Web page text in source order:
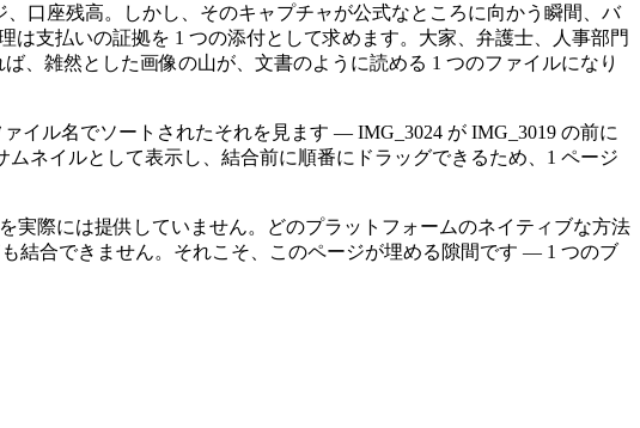
口座残高。しかし、そのキャプチャが公式なところに向かう瞬間、バ
は支払いの証拠を 1 つの添付として求めます。大家、弁護士、人事部門
、雑然とした画像の山が、文書のように読める 1 つのファイルになり
イル名でソートされたそれを見ます — IMG_3024 が IMG_3019 の前に
ネイルとして表示し、結合前に順番にドラッグできるため、1 ページ
実際には提供していません。どのプラットフォームのネイティブな方法
結合できません。それこそ、このページが埋める隙間です — 1 つのブ